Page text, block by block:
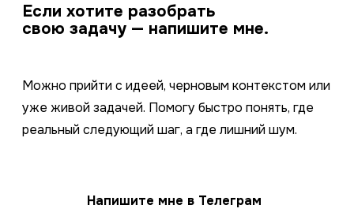
Если хотите разобрать
свою задачу — напишите мне.
Можно прийти с идеей, черновым контекстом или
уже живой задачей. Помогу быстро понять, где
реальный следующий шаг, а где лишний шум.
Напишите мне в Телеграм